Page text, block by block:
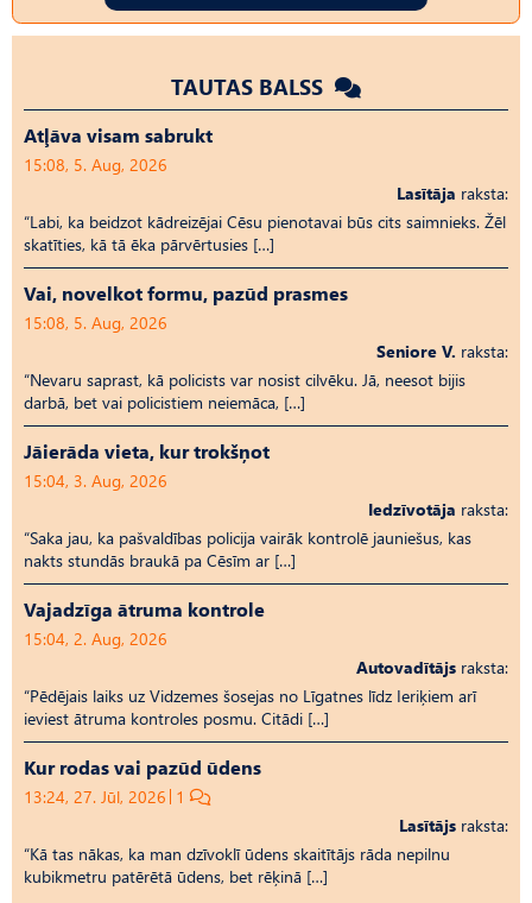
TAUTAS BALSS
Atļāva visam sabrukt
15:08, 5. Aug, 2026
Lasītāja raksta:
“Labi, ka beidzot kādreizējai Cēsu pienotavai būs cits saimnieks. Žēl
skatīties, kā tā ēka pārvērtusies […]
Vai, novelkot formu, pazūd prasmes
15:08, 5. Aug, 2026
Seniore V. raksta:
“Nevaru saprast, kā policists var nosist cilvēku. Jā, neesot bijis
darbā, bet vai policistiem neiemāca, […]
Jāierāda vieta, kur trokšņot
15:04, 3. Aug, 2026
Iedzīvotāja raksta:
“Saka jau, ka pašvaldības policija vairāk kontrolē jauniešus, kas
nakts stundās braukā pa Cēsīm ar […]
Vajadzīga ātruma kontrole
15:04, 2. Aug, 2026
Autovadītājs raksta:
“Pēdējais laiks uz Vid­ze­mes šosejas no Līgatnes līdz Ieriķiem arī
ieviest ātruma kontroles posmu. Citādi […]
Kur rodas vai pazūd ūdens
13:24, 27. Jūl, 2026 1
Lasītājs raksta:
“Kā tas nākas, ka man dzīvoklī ūdens skaitītājs rāda nepilnu
kubikmetru patērētā ūdens, bet rēķinā […]